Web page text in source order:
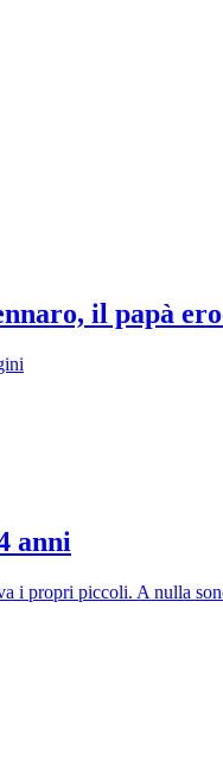
il papà
anni
i propri piccoli. A nulla